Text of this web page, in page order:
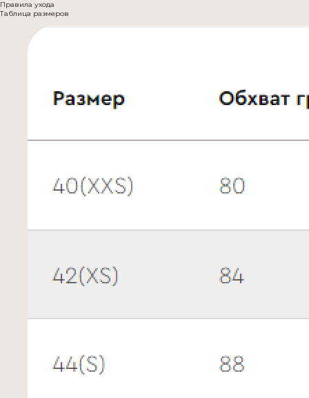
Правила ухода
Таблица размеров